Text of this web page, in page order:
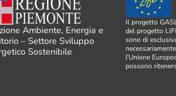
Ambiente, Energia e
– Settore Sviluppo
Sostenibile
Il progetto
del progetto
sono di
l’Unione
possono